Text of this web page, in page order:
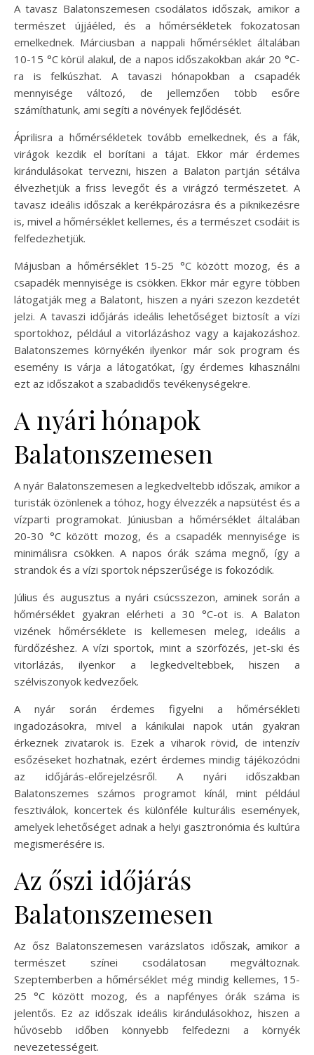
A tavasz Balatonszemesen csodálatos időszak, amikor a
természet újjáéled, és a hőmérsékletek fokozatosan
emelkednek. Márciusban a nappali hőmérséklet általában
10-15 °C körül alakul, de a napos időszakokban akár 20 °C-
ra is felkúszhat. A tavaszi hónapokban a csapadék
mennyisége változó, de jellemzően több esőre
számíthatunk, ami segíti a növények fejlődését.
Áprilisra a hőmérsékletek tovább emelkednek, és a fák,
virágok kezdik el borítani a tájat. Ekkor már érdemes
kirándulásokat tervezni, hiszen a Balaton partján sétálva
élvezhetjük a friss levegőt és a virágzó természetet. A
tavasz ideális időszak a kerékpározásra és a piknikezésre
is, mivel a hőmérséklet kellemes, és a természet csodáit is
felfedezhetjük.
Májusban a hőmérséklet 15-25 °C között mozog, és a
csapadék mennyisége is csökken. Ekkor már egyre többen
látogatják meg a Balatont, hiszen a nyári szezon kezdetét
jelzi. A tavaszi időjárás ideális lehetőséget biztosít a vízi
sportokhoz, például a vitorlázáshoz vagy a kajakozáshoz.
Balatonszemes környékén ilyenkor már sok program és
esemény is várja a látogatókat, így érdemes kihasználni
ezt az időszakot a szabadidős tevékenységekre.
A nyári hónapok
Balatonszemesen
A nyár Balatonszemesen a legkedveltebb időszak, amikor a
turisták özönlenek a tóhoz, hogy élvezzék a napsütést és a
vízparti programokat. Júniusban a hőmérséklet általában
20-30 °C között mozog, és a csapadék mennyisége is
minimálisra csökken. A napos órák száma megnő, így a
strandok és a vízi sportok népszerűsége is fokozódik.
Július és augusztus a nyári csúcsszezon, aminek során a
hőmérséklet gyakran elérheti a 30 °C-ot is. A Balaton
vizének hőmérséklete is kellemesen meleg, ideális a
fürdőzéshez. A vízi sportok, mint a szörfözés, jet-ski és
vitorlázás, ilyenkor a legkedveltebbek, hiszen a
szélviszonyok kedvezőek.
A nyár során érdemes figyelni a hőmérsékleti
ingadozásokra, mivel a kánikulai napok után gyakran
érkeznek zivatarok is. Ezek a viharok rövid, de intenzív
esőzéseket hozhatnak, ezért érdemes mindig tájékozódni
az időjárás-előrejelzésről. A nyári időszakban
Balatonszemes számos programot kínál, mint például
fesztiválok, koncertek és különféle kulturális események,
amelyek lehetőséget adnak a helyi gasztronómia és kultúra
megismerésére is.
Az őszi időjárás
Balatonszemesen
Az ősz Balatonszemesen varázslatos időszak, amikor a
természet színei csodálatosan megváltoznak.
Szeptemberben a hőmérséklet még mindig kellemes, 15-
25 °C között mozog, és a napfényes órák száma is
jelentős. Ez az időszak ideális kirándulásokhoz, hiszen a
hűvösebb időben könnyebb felfedezni a környék
nevezetességeit.